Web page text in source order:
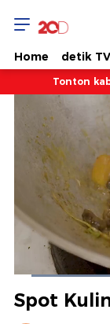
Home detik TV
Tonton
Berhenti
Dimuat:
Spot